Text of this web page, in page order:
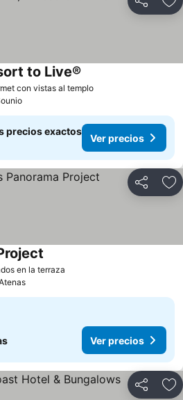
Compartir
con vistas al temploVer precios
to Live®
precios exactos
Ver precios
Compartir
en la terraza
Ver precios
Compartir